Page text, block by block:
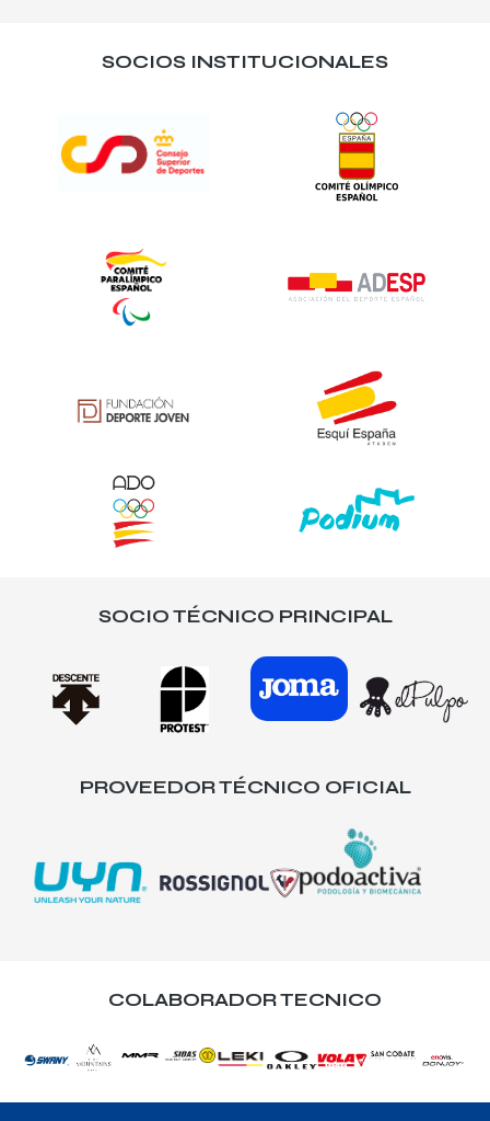
SOCIOS INSTITUCIONALES
SOCIO TÉCNICO PRINCIPAL
PROVEEDOR TÉCNICO OFICIAL
COLABORADOR TECNICO